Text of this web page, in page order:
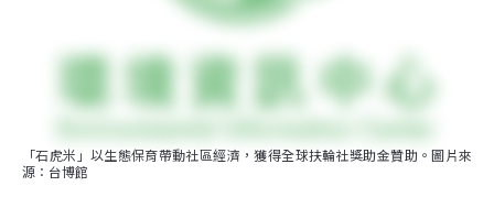
「石虎米」以生態保育帶動社區經濟，獲得全球扶輪社獎助金贊助。圖片來
源：台博館